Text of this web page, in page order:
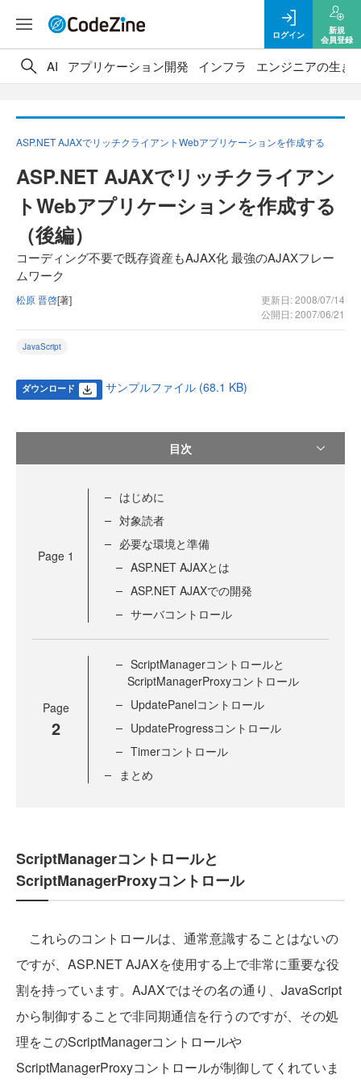
ログイン
新規
会員登録
AI アプリケーション開発 インフラ エンジニアの生き
ASP.NET AJAXでリッチクライアントWebアプリケーションを作成する
ASP.NET AJAXでリッチクライアン
トWebアプリケーションを作成する
（後編）
コーディング不要で既存資産もAJAX化 最強のAJAXフレー
ムワーク
松原 晋啓[著]
更新日: 2008/07/14
公開日: 2007/06/21
JavaScript
ダウンロード サンプルファイル (68.1 KB)
目次
Page 1
はじめに
対象読者
必要な環境と準備
ASP.NET AJAXとは
ASP.NET AJAXでの開発
サーバコントロール
Page
2
ScriptManagerコントロールと
ScriptManagerProxyコントロール
UpdatePanelコントロール
UpdateProgressコントロール
Timerコントロール
まとめ
ScriptManagerコントロールと
ScriptManagerProxyコントロール
これらのコントロールは、通常意識することはないの
ですが、ASP.NET AJAXを使用する上で非常に重要な役
割を持っています。AJAXではその名の通り、JavaScript
から制御することで非同期通信を行うのですが、その処
理をこのScriptManagerコントロールや
ScriptManagerProxyコントロールが制御してくれていま